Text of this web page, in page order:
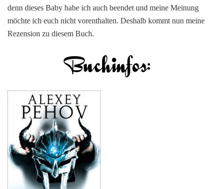
denn dieses Baby habe ich auch beendet und meine Meinung
möchte ich euch nicht vorenthalten. Deshalb kommt nun meine
Rezension zu diesem Buch.